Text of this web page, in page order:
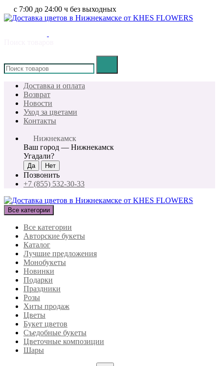
с 7:00 до 24:00 ч без выходных
Доставка и оплата
Возврат
Новости
Уход за цветами
Контакты
Нижнекамск
Ваш город — Нижнекамск
Угадали?
Позвонить
+7 (855) 532-30-33
Все категории
Все категории
Авторские букеты
Каталог
Лучшие предложения
Монобукеты
Новинки
Подарки
Праздники
Розы
Хиты продаж
Цветы
Букет цветов
Съедобные букеты
Цветочные композиции
Шары